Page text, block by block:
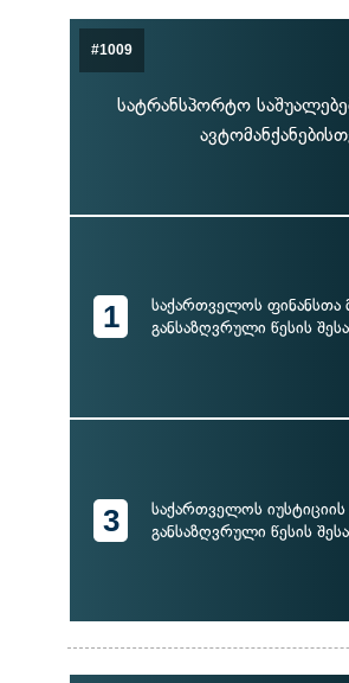
#1009
სატრანსპორტო
1
საქართველოს ფინანსთა
განსაზღვრული წესის
3
საქართველოს
განსაზღვრული წესის